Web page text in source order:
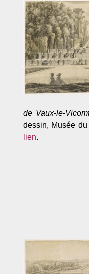
de Vaux-le-
dessin, Musée
lien.